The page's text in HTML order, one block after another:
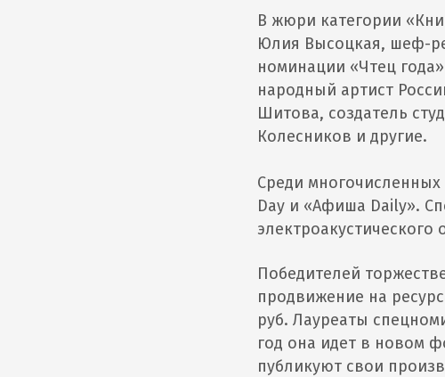
В жюри категории
Юлия Высоцкая, шеф-
номинации «Чтец
народный артист
Шитова, создатель
Колесников и другие.
Среди многочисленных
Day и «Афиша Daily».
Победителей
продвижение на
руб. Лауреаты
год она идет в новом
публикуют свои